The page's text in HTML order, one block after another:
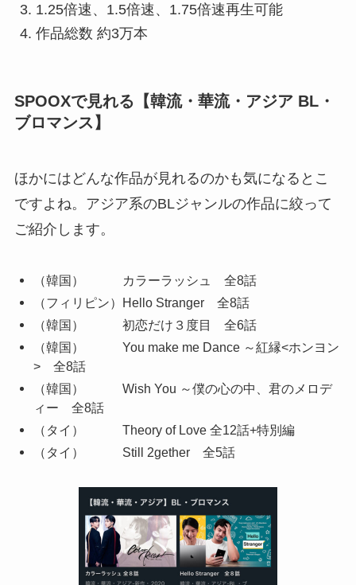
1.25倍速、1.5倍速、1.75倍速再生可能
作品総数 約3万本
SPOOXで見れる【韓流・華流・アジア BL・
ブロマンス】
ほかにはどんな作品が見れるのかも気になるとこ
ですよね。アジア系のBLジャンルの作品に絞って
ご紹介します。
（韓国） カラーラッシュ 全8話
（フィリピン）Hello Stranger 全8話
（韓国） 初恋だけ３度目 全6話
（韓国） You make me Dance ～紅縁<ホンヨン
> 全8話
（韓国） Wish You ～僕の心の中、君のメロデ
ィー 全8話
（タイ） Theory of Love 全12話+特別編
（タイ） Still 2gether 全5話